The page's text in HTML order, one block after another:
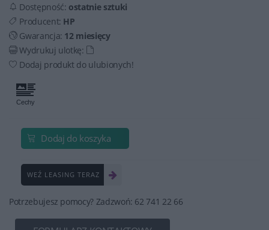
Dostępność: ostatnie sztuki
Producent: HP
Gwarancja: 12 miesięcy
Wydrukuj ulotkę:
Dodaj produkt do ulubionych!
Dodaj do koszyka
WEŹ LEASING TERAZ
Potrzebujesz pomocy? Zadzwoń: 62 741 22 66